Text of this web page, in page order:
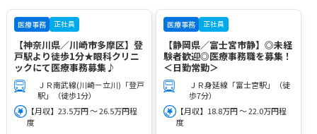
医療事務 正社員
【神奈川県／川崎市多摩区】登
戸駅より徒歩1分★眼科クリニ
ックにて医療事務募集♪
ＪＲ南武線(川崎－立川)「登戸
駅」（徒歩1分）
【月収】23.5万円 ～ 26.5万円程
度
医療事務 正社員
【静岡県／富士宮市静】◎未経
験者歓迎◎医療事務職を募集！
＜日勤常勤＞
ＪＲ身延線「富士宮駅」（徒
歩7分）
【月収】18.8万円 ～ 22.0万円程
度